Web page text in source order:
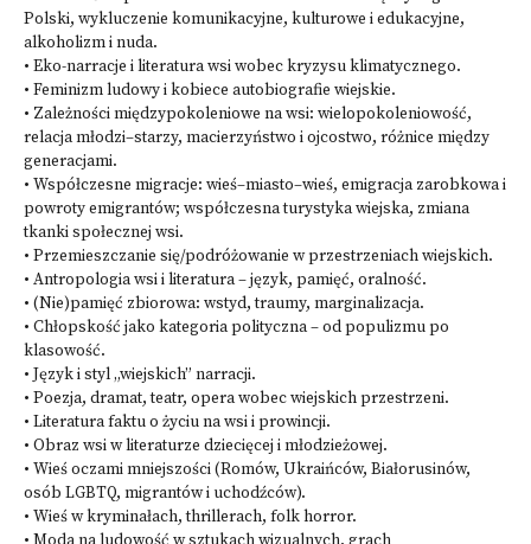
Polski, wykluczenie komunikacyjne, kulturowe i edukacyjne,
alkoholizm i nuda.
• Eko-narracje i literatura wsi wobec kryzysu klimatycznego.
• Feminizm ludowy i kobiece autobiografie wiejskie.
• Zależności międzypokoleniowe na wsi: wielopokoleniowość,
relacja młodzi–starzy, macierzyństwo i ojcostwo, różnice między
generacjami.
• Współczesne migracje: wieś–miasto–wieś, emigracja zarobkowa i
powroty emigrantów; współczesna turystyka wiejska, zmiana
tkanki społecznej wsi.
• Przemieszczanie się/podróżowanie w przestrzeniach wiejskich.
• Antropologia wsi i literatura – język, pamięć, oralność.
• (Nie)pamięć zbiorowa: wstyd, traumy, marginalizacja.
• Chłopskość jako kategoria polityczna – od populizmu po
klasowość.
• Język i styl „wiejskich” narracji.
• Poezja, dramat, teatr, opera wobec wiejskich przestrzeni.
• Literatura faktu o życiu na wsi i prowincji.
• Obraz wsi w literaturze dziecięcej i młodzieżowej.
• Wieś oczami mniejszości (Romów, Ukraińców, Białorusinów,
osób LGBTQ, migrantów i uchodźców).
• Wieś w kryminałach, thrillerach, folk horror.